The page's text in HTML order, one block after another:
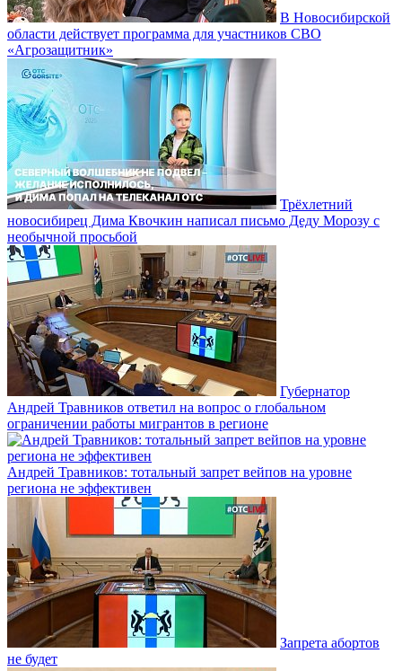
В Новосибирской
области действует программа для участников СВО
«Агрозащитник»
Трёхлетний
новосибирец Дима Квочкин написал письмо Деду Морозу с
необычной просьбой
Губернатор
Андрей Травников ответил на вопрос о глобальном
ограничении работы мигрантов в регионе
Андрей Травников: тотальный запрет вейпов на уровне
региона не эффективен
Запрета абортов
не будет